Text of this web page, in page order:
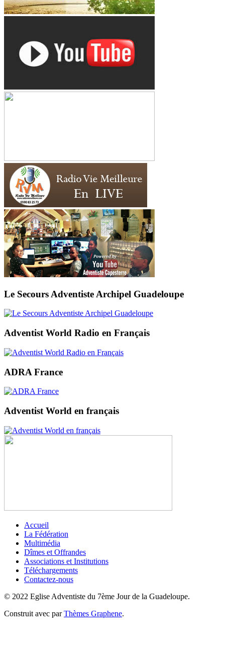
Le Secours Adventiste Archipel Guadeloupe
Adventist World Radio en Français
ADRA France
Adventist World en français
Accueil
La Fédération
Multimédia
Dîmes et Offrandes
Associations et Institutions
Téléchargements
Contactez-nous
© 2022 Eglise Adventiste du 7ème Jour de la Guadeloupe.
Construit avec parThèmes Graphene.